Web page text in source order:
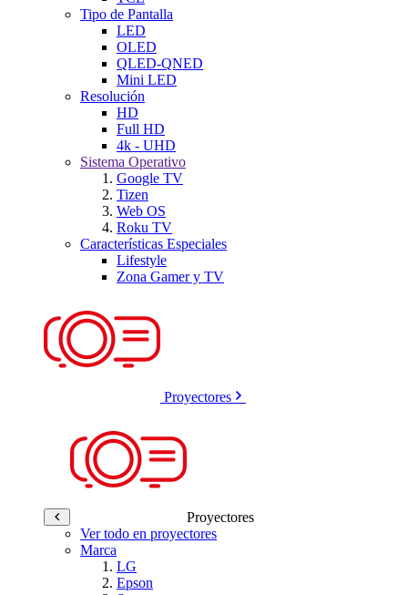
Tipo de Pantalla
LED
OLED
QLED-QNED
Mini LED
Resolución
HD
Full HD
4k - UHD
Sistema Operativo
Google TV
Tizen
Web OS
Roku TV
Características Especiales
Lifestyle
Zona Gamer y TV
Proyectores
Proyectores
Ver todo en proyectores
Marca
LG
Epson